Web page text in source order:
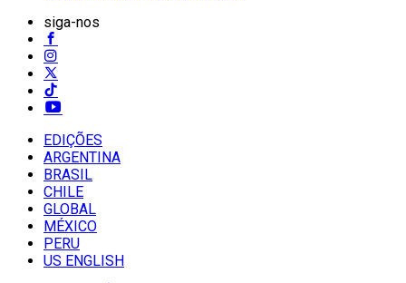
siga-nos
EDIÇÕES
ARGENTINA
BRASIL
CHILE
GLOBAL
MÉXICO
PERU
US ENGLISH